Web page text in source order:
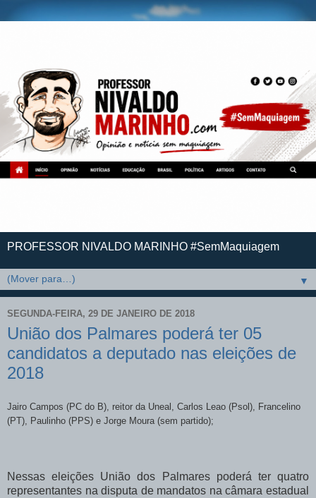
PROFESSOR NIVALDO MARINHO #SemMaquiagem
▼
SEGUNDA-FEIRA, 29 DE JANEIRO DE 2018
União dos Palmares poderá ter 05
candidatos a deputado nas eleições de
2018
Jairo Campos (PC do B), reitor da Uneal, Carlos Leao (Psol), Francelino
(PT), Paulinho (PPS) e Jorge Moura (sem partido);
Nessas eleições União dos Palmares poderá ter quatro
representantes na disputa de mandatos na câmara estadual